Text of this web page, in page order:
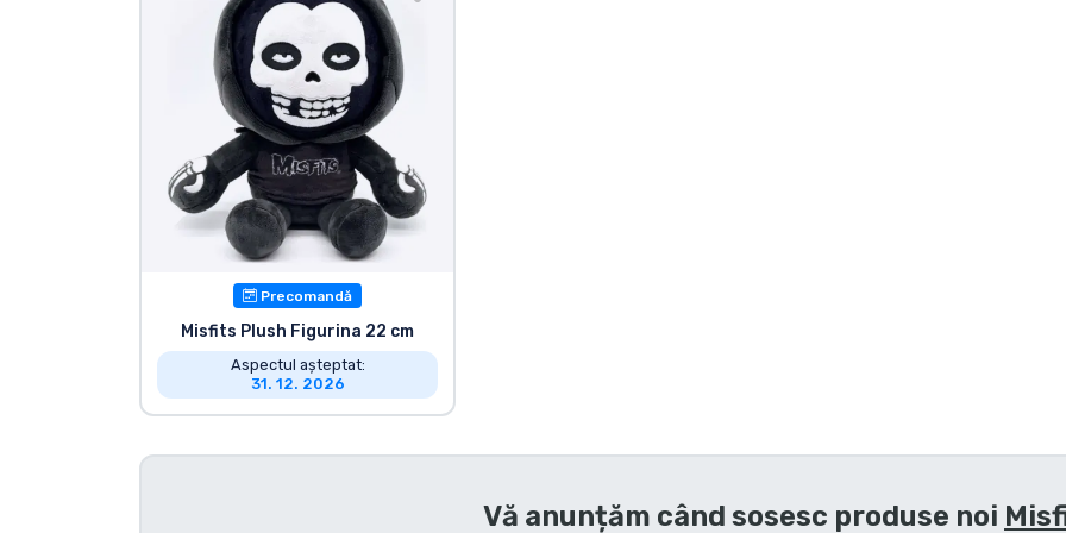
Precomandă
Misfits Plush Figurina 22 cm
Aspectul așteptat:
31. 12. 2026
Vă anunțăm când sosesc produse noi
Sortare după serie
Sortare după filme
Sortare după desene
Sortare după jocuri
Sortare după sport